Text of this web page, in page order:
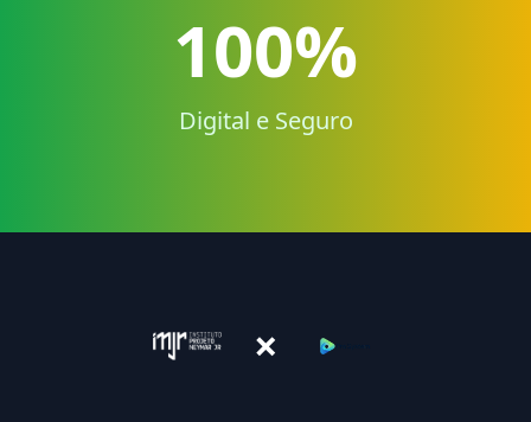
100%
Digital e Seguro
×